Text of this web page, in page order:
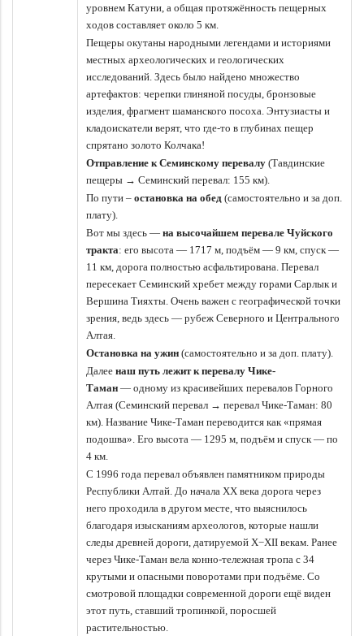
уровнем Катуни, а общая протяжённость пещерных
ходов составляет около 5 км.
Пещеры окутаны народными легендами и историями
местных археологических и геологических
исследований. Здесь было найдено множество
артефактов: черепки глиняной посуды, бронзовые
изделия, фрагмент шаманского посоха. Энтузиасты и
кладоискатели верят, что где-то в глубинах пещер
спрятано золото Колчака!
Отправление к Семинскому перевалу (Тавдинские
пещеры → Семинский перевал: 155 км).
По пути – остановка на обед (самостоятельно и за доп.
плату).
Вот мы здесь — на высочайшем перевале Чуйского
тракта: его высота — 1717 м, подъём — 9 км, спуск —
11 км, дорога полностью асфальтирована. Перевал
пересекает Семинский хребет между горами Сарлык и
Вершина Тияхты. Очень важен с географической точки
зрения, ведь здесь — рубеж Северного и Центрального
Алтая.
Остановка на ужин (самостоятельно и за доп. плату).
Далее наш путь лежит к перевалу Чике-
Таман — одному из красивейших перевалов Горного
Алтая (Семинский перевал → перевал Чике-Таман: 80
км). Название Чике-Таман переводится как «прямая
подошва». Его высота — 1295 м, подъём и спуск — по
4 км.
С 1996 года перевал объявлен памятником природы
Республики Алтай. До начала XX века дорога через
него проходила в другом месте, что выяснилось
благодаря изысканиям археологов, которые нашли
следы древней дороги, датируемой X−XII векам. Ранее
через Чике-Таман вела конно-тележная тропа с 34
крутыми и опасными поворотами при подъёме. Со
смотровой площадки современной дороги ещё виден
этот путь, ставший тропинкой, поросшей
растительностью.